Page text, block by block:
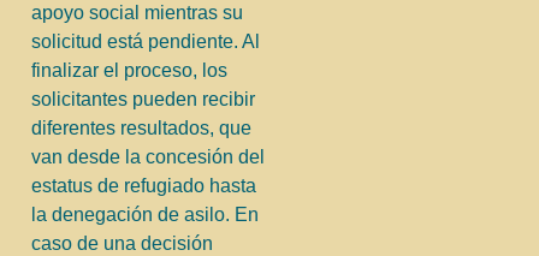
apoyo social mientras su
solicitud está pendiente. Al
finalizar el proceso, los
solicitantes pueden recibir
diferentes resultados, que
van desde la concesión del
estatus de refugiado hasta
la denegación de asilo. En
caso de una decisión